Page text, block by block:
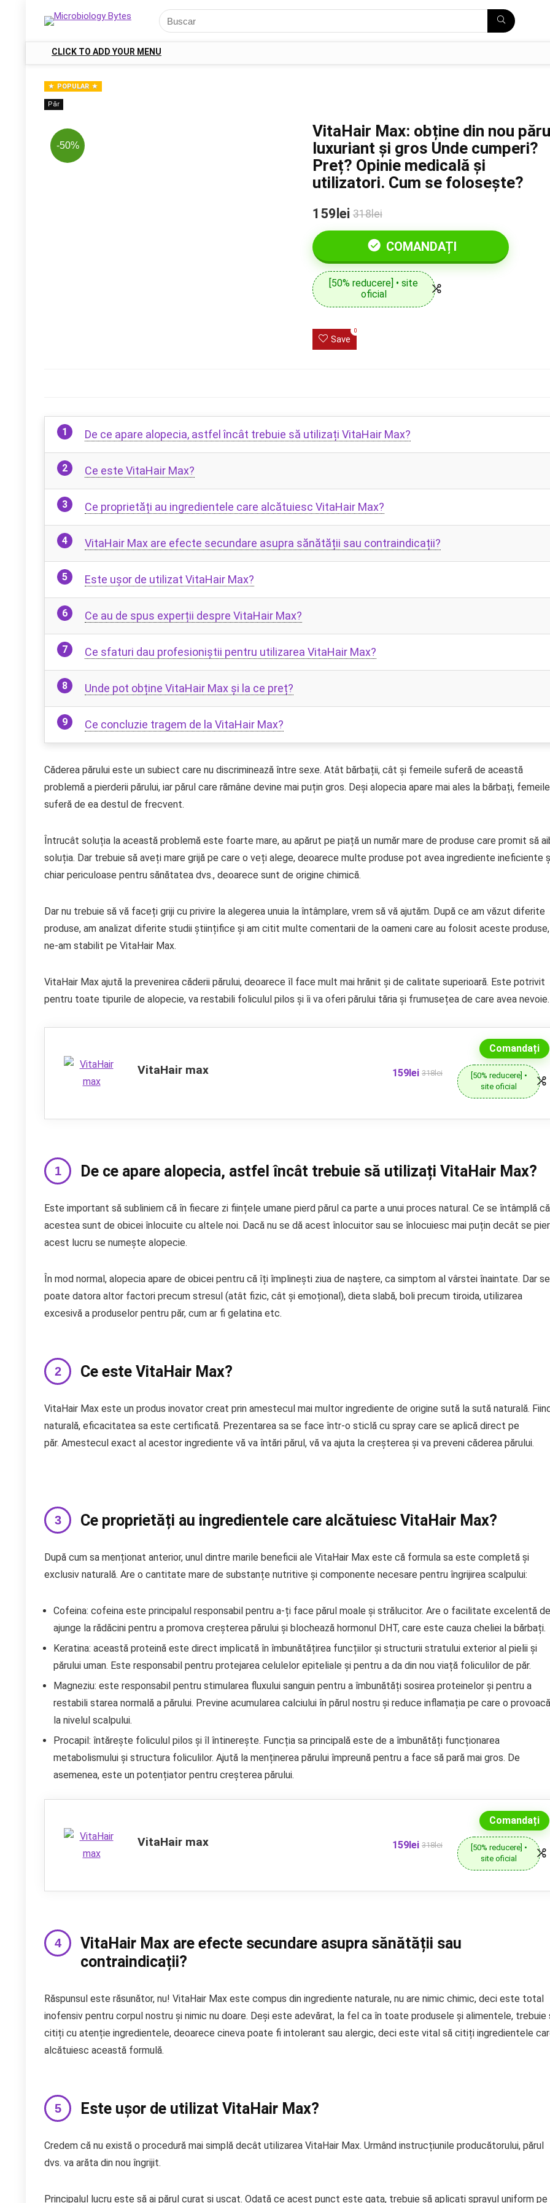
CLICK TO ADD YOUR MENU
POPULAR
Păr
-50%
VitaHair Max: obține din nou
luxuriant și gros Unde cumperi?
Preț? Opinie medicală și
utilizatori. Cum se folosește?
159lei 318lei
COMANDAȚI
[50% reducere] • site
oficial
Save
0
De ce apare alopecia, astfel încât trebuie să utilizați VitaHair Max?
Ce este VitaHair Max?
Ce proprietăți au ingredientele care alcătuiesc VitaHair Max?
VitaHair Max are efecte secundare asupra sănătății sau contraindicații?
Este ușor de utilizat VitaHair Max?
Ce au de spus experții despre VitaHair Max?
Ce sfaturi dau profesioniștii pentru utilizarea VitaHair Max?
Unde pot obține VitaHair Max și la ce preț?
Ce concluzie tragem de la VitaHair Max?
Căderea părului este un subiect care nu discriminează între sexe. Atât bărbații, cât și femeile suferă de această
problemă a pierderii părului, iar părul care rămâne devine mai puțin gros. Deși alopecia apare mai ales la bărbați, femeile
suferă de ea destul de frecvent.
Întrucât soluția la această problemă este foarte mare, au apărut pe piață un număr mare de produse care promit să
soluția. Dar trebuie să aveți mare grijă pe care o veți alege, deoarece multe produse pot avea ingrediente ineficiente
chiar periculoase pentru sănătatea dvs., deoarece sunt de origine chimică.
Dar nu trebuie să vă faceți griji cu privire la alegerea unuia la întâmplare, vrem să vă ajutăm. După ce am văzut diferite
produse, am analizat diferite studii științifice și am citit multe comentarii de la oameni care au folosit aceste produse,
ne-am stabilit pe VitaHair Max.
VitaHair Max ajută la prevenirea căderii părului, deoarece îl face mult mai hrănit și de calitate superioară. Este potrivit
pentru toate tipurile de alopecie, va restabili foliculul pilos și îi va oferi părului tăria și frumusețea de care avea nevoie.
VitaHair max 159lei 318lei
Comandați
[50% reducere] •
site oficial
De ce apare alopecia, astfel încât trebuie să utilizați VitaHair Max?
Este important să subliniem că în fiecare zi ființele umane pierd părul ca parte a unui proces natural. Ce se întâmplă că
acestea sunt de obicei înlocuite cu altele noi. Dacă nu se dă acest înlocuitor sau se înlocuiesc mai puțin decât se
acest lucru se numește alopecie.
În mod normal, alopecia apare de obicei pentru că îți împlinești ziua de naștere, ca simptom al vârstei înaintate. Dar se
poate datora altor factori precum stresul (atât fizic, cât și emoțional), dieta slabă, boli precum tiroida, utilizarea
excesivă a produselor pentru păr, cum ar fi gelatina etc.
Ce este VitaHair Max?
VitaHair Max este un produs inovator creat prin amestecul mai multor ingrediente de origine sută la sută naturală.
naturală, eficacitatea sa este certificată. Prezentarea sa se face într-o sticlă cu spray care se aplică direct pe
păr. Amestecul exact al acestor ingrediente vă va întări părul, vă va ajuta la creșterea și va preveni căderea părului.
Ce proprietăți au ingredientele care alcătuiesc VitaHair Max?
După cum sa menționat anterior, unul dintre marile beneficii ale VitaHair Max este că formula sa este completă și
exclusiv naturală. Are o cantitate mare de substanțe nutritive și componente necesare pentru îngrijirea scalpului:
Cofeina: cofeina este principalul responsabil pentru a-ți face părul moale și strălucitor. Are o facilitate excelentă
ajunge la rădăcini pentru a promova creșterea părului și blochează hormonul DHT, care este cauza cheliei la bărbați.
Keratina: această proteină este direct implicată în îmbunătățirea funcțiilor și structurii stratului exterior al pielii și
părului uman. Este responsabil pentru protejarea celulelor epiteliale și pentru a da din nou viață foliculilor de păr.
Magneziu: este responsabil pentru stimularea fluxului sanguin pentru a îmbunătăți sosirea proteinelor și pentru a
restabili starea normală a părului. Previne acumularea calciului în părul nostru și reduce inflamația pe care o provoacă
la nivelul scalpului.
Procapil: întărește foliculul pilos și îl întinerește. Funcția sa principală este de a îmbunătăți funcționarea
metabolismului și structura foliculilor. Ajută la menținerea părului împreună pentru a face să pară mai gros. De
asemenea, este un potențiator pentru creșterea părului.
VitaHair max 159lei 318lei
Comandați
[50% reducere] •
site oficial
VitaHair Max are efecte secundare asupra sănătății sau
contraindicații?
Răspunsul este răsunător, nu! VitaHair Max este compus din ingrediente naturale, nu are nimic chimic, deci este total
inofensiv pentru corpul nostru și nimic nu doare. Deși este adevărat, la fel ca în toate produsele și alimentele, trebuie
citiți cu atenție ingredientele, deoarece cineva poate fi intolerant sau alergic, deci este vital să citiți ingredientele
alcătuiesc această formulă.
Este ușor de utilizat VitaHair Max?
Credem că nu există o procedură mai simplă decât utilizarea VitaHair Max. Urmând instrucțiunile producătorului, părul
dvs. va arăta din nou îngrijit.
Principalul lucru este să ai părul curat și uscat. Odată ce acest punct este gata, trebuie să aplicați sprayul uniform pe